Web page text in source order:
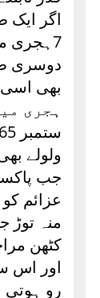
اگر
7ہجری
دوسری
ولولے
جب
عزائم
منہ توڑ
کٹھن
اور اس
رو